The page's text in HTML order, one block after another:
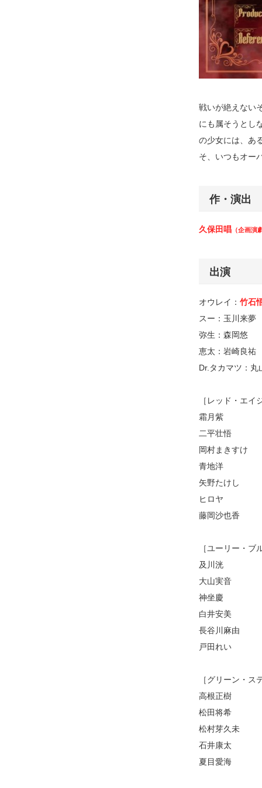
戦いが絶えない
にも属そうとし
の少女には、あ
そ、いつもオー
作・演出
久保田唱 （企画演
出演
オウレイ： 竹石
スー：玉川来夢
弥生：森岡悠
恵太：岩崎良祐
Dr.タカマツ：丸
［レッド・エイ
霜月紫
二平壮悟
岡村まきすけ
青地洋
矢野たけし
ヒロヤ
藤岡沙也香
［ユーリー・ブ
及川洸
大山実音
神坐慶
白井安美
長谷川麻由
戸田れい
［グリーン・ス
高根正樹
松田将希
松村芽久未
石井康太
夏目愛海